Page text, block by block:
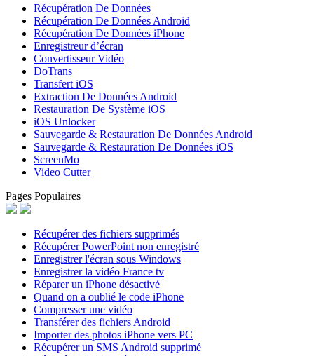
Récupération De Données
Récupération De Données Android
Récupération De Données iPhone
Enregistreur d’écran
Convertisseur Vidéo
DoTrans
Transfert iOS
Extraction De Données Android
Restauration De Système iOS
iOS Unlocker
Sauvegarde & Restauration De Données Android
Sauvegarde & Restauration De Données iOS
ScreenMo
Video Cutter
Pages Populaires
Récupérer des fichiers supprimés
Récupérer PowerPoint non enregistré
Enregistrer l'écran sous Windows
Enregistrer la vidéo France tv
Réparer un iPhone désactivé
Quand on a oublié le code iPhone
Compresser une vidéo
Transférer des fichiers Android
Importer des photos iPhone vers PC
Récupérer un SMS Android supprimé